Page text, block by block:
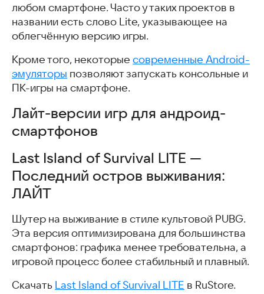
любом смартфоне. Часто у таких проектов в
названии есть слово Lite, указывающее на
облегчённую версию игры.
Кроме того, некоторые современные Android-
эмуляторы позволяют запускать консольные и
ПК-игры на смартфоне.
Лайт-версии игр для андроид-
смартфонов
Last Island of Survival LITE —
Последний остров выживания:
ЛАЙТ
Шутер на выживание в стиле культовой PUBG.
Эта версия оптимизирована для большинства
смартфонов: графика менее требовательна, а
игровой процесс более стабильный и плавный.
Скачать Last Island of Survival LITE в RuStore.